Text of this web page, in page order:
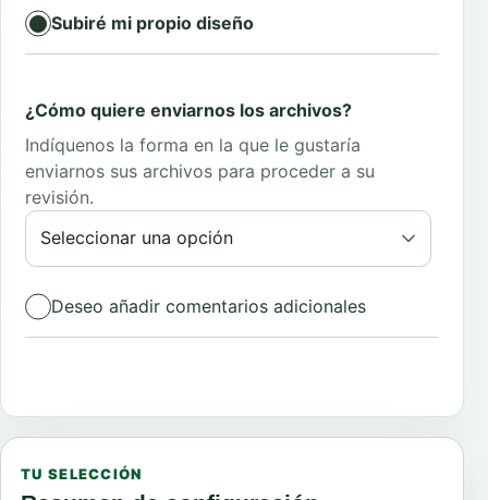
Subiré mi propio diseño
¿Cómo quiere enviarnos los archivos?
Indíquenos la forma en la que le gustaría
enviarnos sus archivos para proceder a su
revisión.
Deseo añadir comentarios adicionales
236,88€
TU SELECCIÓN